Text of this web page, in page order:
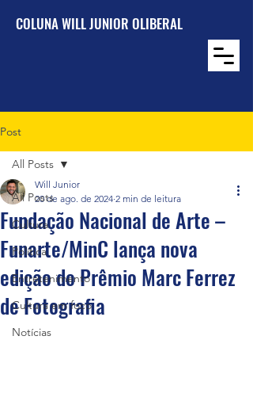
COLUNA WILL JUNIOR OLIBERAL
Post
All Posts
Cultura
Política
Entretenimento
Cultura em foco
Notícias
All Posts
Fundação Nacional de Arte –
Funarte/MinC lança nova
edição do Prêmio Marc Ferrez
de Fotografia
Will Junior
20 de ago. de 2024 2 min de leitura